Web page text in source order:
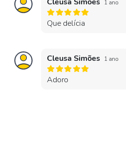
1 ano
Que delícia
Cleusa Simões 1 ano
Adoro